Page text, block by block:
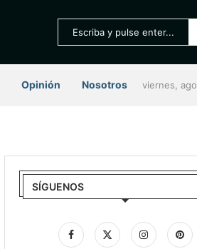
Opinión Nosotros viernes,
SÍGUENOS